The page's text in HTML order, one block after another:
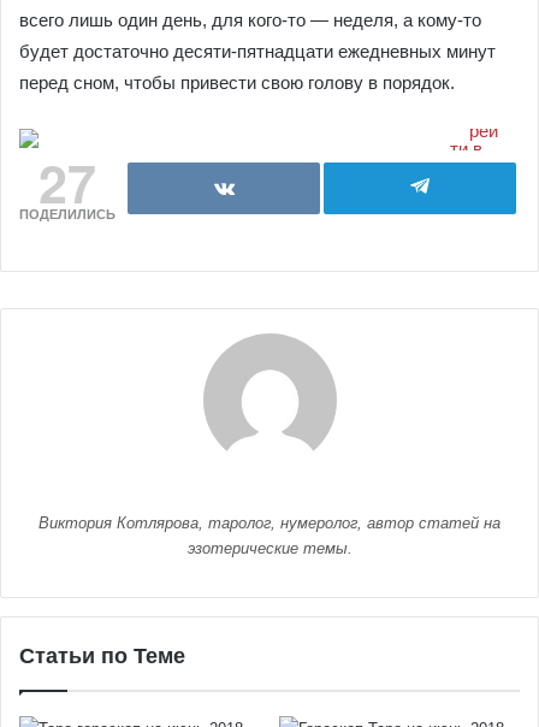
всего лишь один день, для кого-то — неделя, а кому-то
будет достаточно десяти-пятнадцати ежедневных минут
перед сном, чтобы привести свою голову в порядок.
27
ПОДЕЛИЛИСЬ
Виктория Котлярова, таролог, нумеролог, автор статей на
эзотерические темы.
Статьи по Теме